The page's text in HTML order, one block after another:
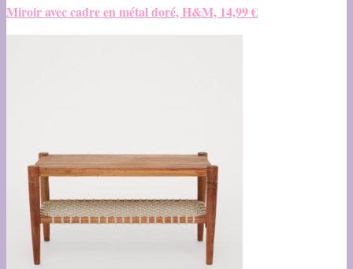
Miroir avec cadre en métal doré, H&M, 14,99 €